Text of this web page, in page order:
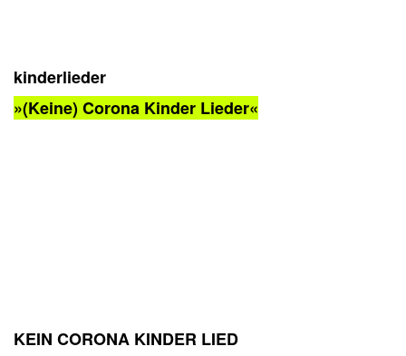
kinderlieder
»(Keine) Corona Kinder Lieder«
KEIN CORONA KINDER LIED